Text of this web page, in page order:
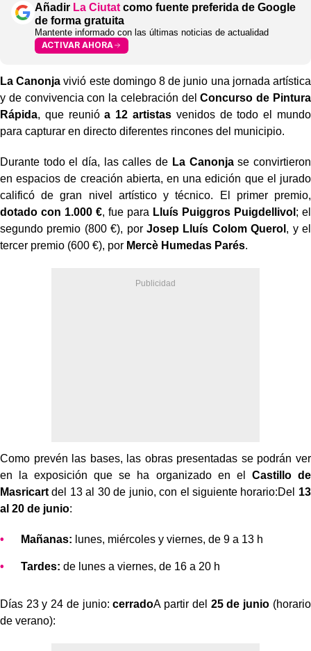
Añadir La Ciutat como fuente preferida de Google
de forma gratuita
Mantente informado con las últimas noticias de actualidad
ACTIVAR AHORA
La Canonja vivió este domingo 8 de junio una jornada artística
y de convivencia con la celebración delConcurso de Pintura
Rápida, que reunióa 12 artistasvenidos de todo el mundo
para capturar en directo diferentes rincones del municipio.
Durante todo el día, las calles de La Canonjase convirtieron
en espacios de creación abierta, en una edición que el jurado
calificó de gran nivel artístico y técnico. El primer premio,
dotado con 1.000 €, fue para Lluís Puiggros Puigdellivol ; el
segundo premio (800 €), por Josep Lluís Colom Querol , y el
tercer premio (600 €), por Mercè Humedas Parés.
Como prevén las bases, las obras presentadas se podrán ver
en la exposición que se ha organizado en el Castillo de
Masricart del 13 al 30 de junio, con el siguiente horario:Del 13
al 20 de junio:
Mañanas: lunes, miércoles y viernes, de 9 a 13 h
Tardes: de lunes a viernes, de 16 a 20 h
Días 23 y 24 de junio:cerradoA partir del 25 de junio (horario
de verano):